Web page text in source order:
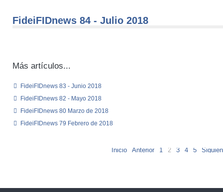
FideiFIDnews 84 - Julio 2018
Más artículos...
FideiFIDnews 83 - Junio 2018
FideiFIDnews 82 - Mayo 2018
FideiFIDnews 80 Marzo de 2018
FideiFIDnews 79 Febrero de 2018
Inicio Anterior 1 2 3 4 5